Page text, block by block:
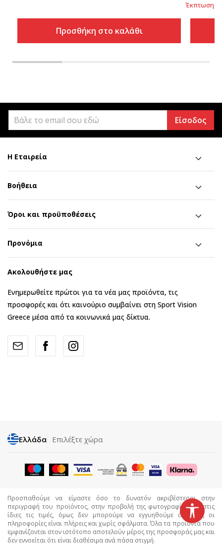
Προσθήκη στο καλάθι
Έκπτωση30
Είσοδος
Η Εταιρεία
Βοήθεια
Όροι και προϋποθέσεις
Προνόμια
Ακολουθήστε μας
Ενημερωθείτε πρώτοι για τα νέα μας προϊόντα, τις
προσφορές και ότι καινούριο συμβαίνει στη Sport Vision
Greece μέσα από τα κοινωνικά μας δίκτυα.
Ελλάδα Επιλέξτε χώρα
Προσπαθούμε να είμαστε όσο το δυνατόν ακριβέστεροι στην
περιγραφή του προϊόντος, στην προβολή της φωτογραφίας και στις
ίδιες τις τιμές, όμως δεν μπορούμε να εγγυηθούμε ότι όλες οι
πληροφορίες είναι πλήρεις και χωρίς σφάλματα. Όλα τα προϊόντα που
εμφανίζονται στον ιστότοπο αποτελούν μέρος της προσφοράς μας και
δεν εννοείται ότι είναι διαθέσιμα ανά πάσα στιγμή.